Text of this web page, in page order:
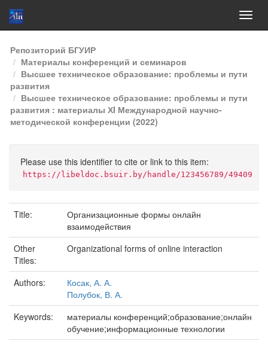
Skip
navigation
Репозиторий БГУИР
Материалы конференций и семинаров
Высшее техническое образование: проблемы и пути
развития
Высшее техническое образование: проблемы и пути
развития : материалы ХI Международной научно-
методической конференции (2022)
Please use this identifier to cite or link to this item:
https://libeldoc.bsuir.by/handle/123456789/49409
Title:
Организационные формы онлайн
взаимодействия
Other
Titles:
Organizational forms of online interaction
Authors:
Косак, А. А.
Полубок, В. А.
Keywords:
материалы конференций;образование;онлайн
обучение;информационные технологии